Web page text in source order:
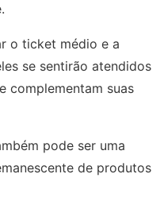
o ticket médio e a
se sentirão atendidos
complementam suas
pode ser uma
de produtos